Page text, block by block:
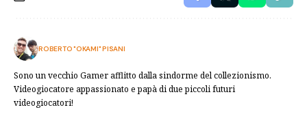
ROBERTO "OKAMI" PISANI
Sono un vecchio Gamer afflitto dalla sindorme del collezionismo.
Videogiocatore appassionato e papà di due piccoli futuri
videogiocatori!